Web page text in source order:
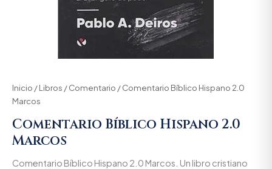
Inicio /Libros /Comentario / Comentario Bíblico Hispano 2.0
Marcos
Comentario Bíblico Hispano 2.0
Marcos
Comentario Bíblico Hispano 2.0 Marcos. Un libro cristiano